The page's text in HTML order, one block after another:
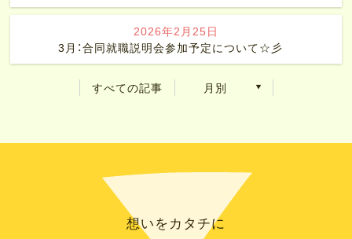
2026年2月25日
3月：合同就職説明会参加予定について☆彡
すべての記事 月別
想いをカタチに